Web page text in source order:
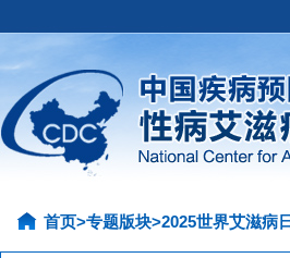
首页>专题版块>2025世界艾滋病日